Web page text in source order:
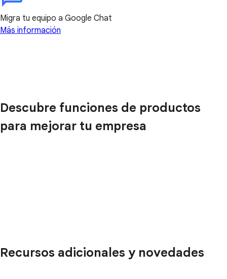
Migra tu equipo a Google Chat
Más información
Descubre funciones de productos
para mejorar tu empresa
Recursos adicionales y novedades